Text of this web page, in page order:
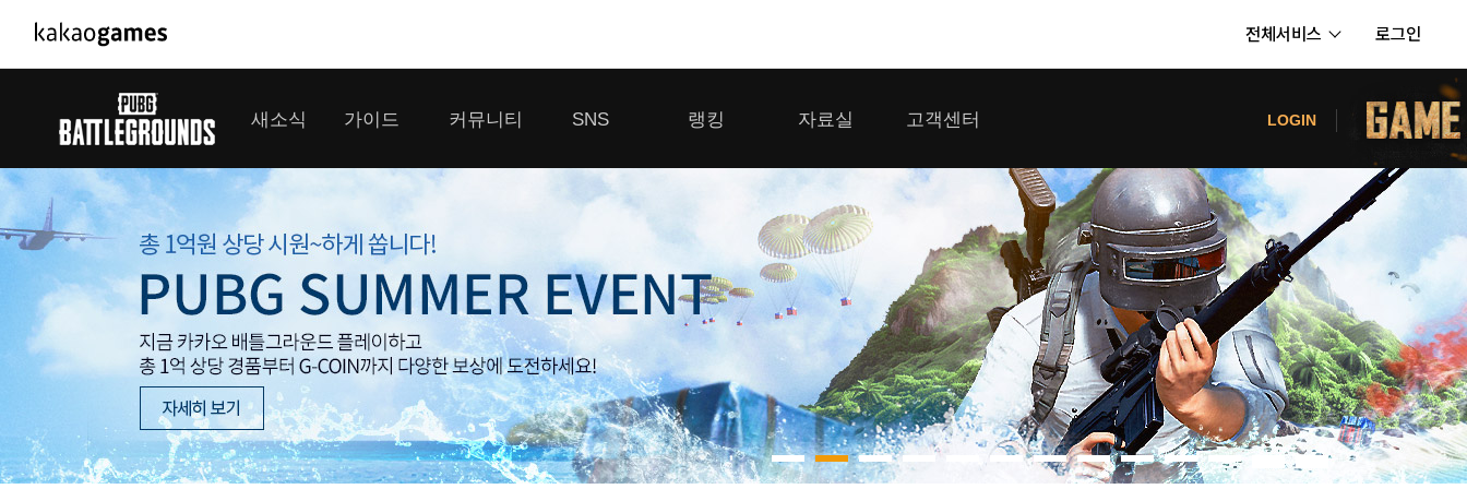
전체서비스 로그인
PC/모바일게임
도깨비의세계
오딘: 발할라 라이징
아키에이지 워
아레스 : 라이즈 오브 가디언즈
배틀그라운드
패스 오브 엑자일
우마무스메 프리티 더비
가디언 테일즈
프린세스 커넥트 Re:Dive
프렌즈팝콘
내정보
보안센터
고객센터
공지사항
카카오게임즈 PC방
게임코인
게임시간선택제
새소식
공지사항
GM소식
이벤트
업데이트
대회소식
가이드
게임 가이드
커뮤니티
미디어 게시판
클랜 라운지
모집 게시판
SNS
톡채널
랭킹
클랜 생존 리더보드
내 전적 히스토리
자료실
다운로드
고객센터
이용제한 이의신청
보안센터
LOGIN